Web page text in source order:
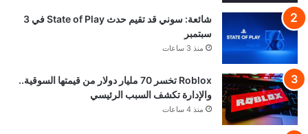
شائعة: سوني قد تقيم حدث State of Play في 3
سبتمبر
منذ 3 ساعات
Roblox تخسر 70 مليار دولار من قيمتها السوقية..
والإدارة تكشف السبب الرئيسي
منذ 4 ساعات